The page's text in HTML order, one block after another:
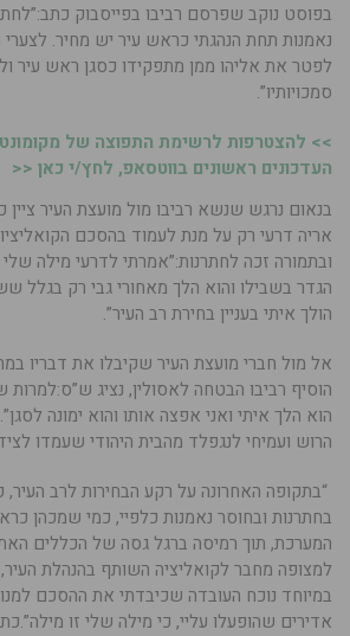
בפוסט נוקב שפרסם רביבו בפייסבוק
נאמנות תחת הנהגתי כראש עיר יש מחיר. לצערי
לפטר את אליהו ממן מתפקידו כסגן ראש עיר
סמכויותיו”.
>> להצטרפות לרשימת התפוצה של
העדכונים ראשונים בווטסאפ, לחץ/י כאן <<
בנאום נרגש שנשא רביבו מול מועצת העיר
אריה דרעי רק על מנת לעמוד בהסכם
ובתמורה זכה לחתרנות:”אמרתי לדרעי מילה
הגדר בשבילו והוא הלך מאחורי גבי רק בגלל
הולך איתי בעניין בחירת רב העיר”.
אל מול חברי מועצת העיר שקיבלו את דבריו
הוסיף רביבו הבטחה לאסולין, נציג ש”ס:למרות
הוא הלך איתי ואני אפצה אותו והוא ימונה
הרוש ועמיחי לנגפלד מהבית היהודי שעמדו
“בתקופה האחרונה על רקע הבחירות לרב העיר,
בחתרנות ובחוסר נאמנות כלפיי, כמי שמכהן
המערכת, תוך רמיסה ברגל גסה של הכללים
למצופה מחבר לקואליציה השותף בהנהלת
במיוחד נוכח העובדה שכיבדתי את ההסכם
אדירים שהופעלו עליי, כי מילה שלי זו